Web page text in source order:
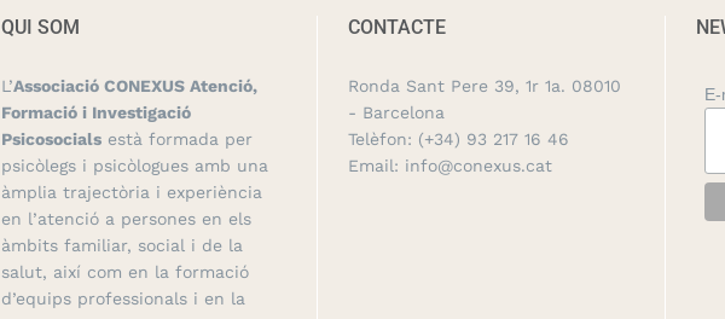
QUI SOM
L’Associació CONEXUS Atenció,
Formació i Investigació
Psicosocialsestà formada per
psicòlegs i psicòlogues amb una
àmplia trajectòria i experiència
en l’atenció a persones en els
àmbits familiar, social i de la
salut, així com en la formació
d’equips professionals i en la
CONTACTE
Ronda Sant Pere 39, 1r 1a. 08010
- Barcelona
Telèfon: (+34) 93 217 16 46
Email: info@conexus.cat
E-